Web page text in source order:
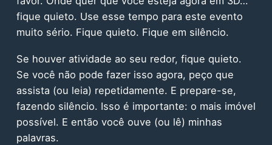
fique quieto. Use esse tempo para este evento
muito sério. Fique quieto. Fique em silêncio.
Se houver atividade ao seu redor, fique quieto.
Se você não pode fazer isso agora, peço que
assista (ou leia) repetidamente. E prepare-se,
fazendo silêncio. Isso é importante: o mais imóvel
possível. E então você ouve (ou lê) minhas
palavras.